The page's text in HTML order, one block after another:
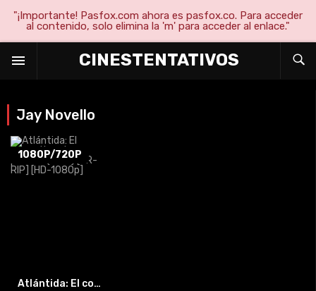
"¡Importante! Pasfox.com ahora es pasfox.co. Para acceder
al contenido, solo elimina la 'm' para acceder al enlace."
CINESTENTATIVOS
Jay Novello
1080P/720P
Atlántida: El continente perdido (1961) [BR-RIP] [HD-1080p]